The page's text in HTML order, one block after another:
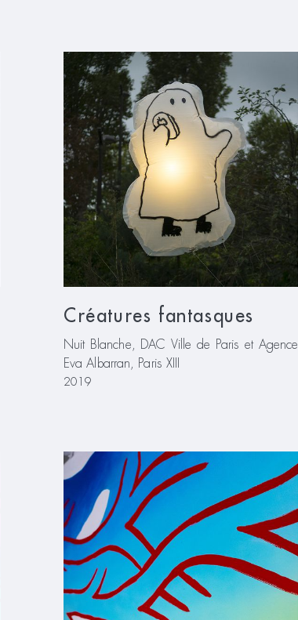
Créatures fantasques
Nuit Blanche, DAC Ville de Paris et Agence
Eva Albarran, Paris XIII
2019